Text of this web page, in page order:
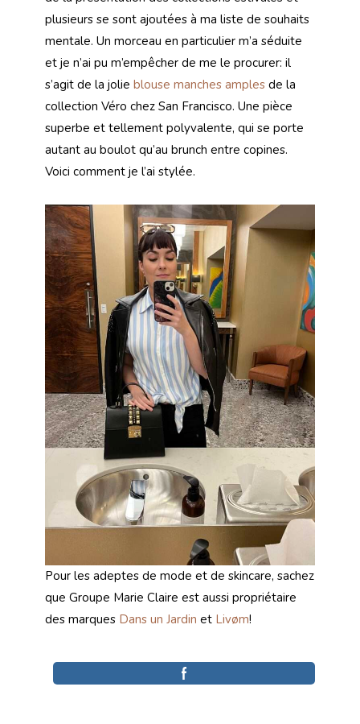
plusieurs se sont ajoutées à ma liste de souhaits
mentale. Un morceau en particulier m’a séduite
et je n’ai pu m’empêcher de me le procurer: il
s’agit de la jolie blouse manches amples de la
collection Véro chez San Francisco. Une pièce
superbe et tellement polyvalente, qui se porte
autant au boulot qu’au brunch entre copines.
Voici comment je l’ai stylée.
Pour les adeptes de mode et de skincare, sachez
que Groupe Marie Claire est aussi propriétaire
des marques Dans un Jardin et Livøm!